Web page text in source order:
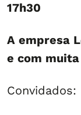
17h30
A empresa
e com
Convidados: